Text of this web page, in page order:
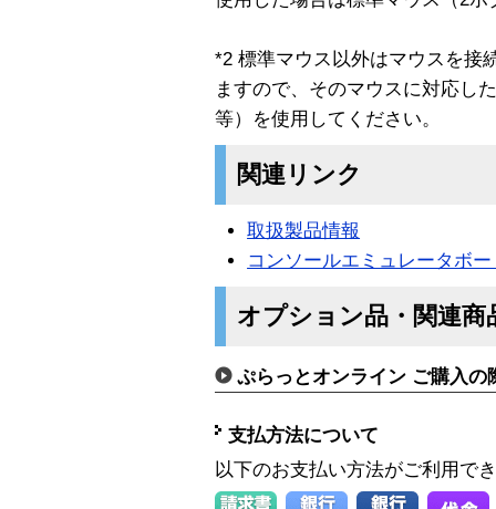
*2 標準マウス以外はマウスを接
ますので、そのマウスに対応し
等）を使用してください。
関連リンク
取扱製品情報
コンソールエミュレータボー
オプション品・関連商
ぷらっとオンライン ご購入の
支払方法について
以下のお支払い方法がご利用で